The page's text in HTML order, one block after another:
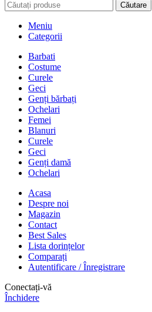
Căutare
Meniu
Categorii
Barbati
Costume
Curele
Geci
Genți bărbați
Ochelari
Femei
Blanuri
Curele
Geci
Genți damă
Ochelari
Acasa
Despre noi
Magazin
Contact
Best Sales
Lista dorințelor
Comparați
Autentificare / Înregistrare
Conectați-vă
Închidere